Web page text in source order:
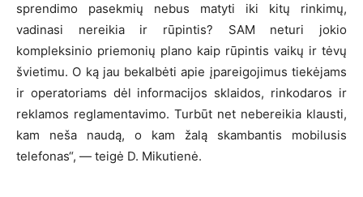
sprendimo pasekmių nebus matyti iki kitų rinkimų,
vadinasi nereikia ir rūpintis? SAM neturi jokio
kompleksinio priemonių plano kaip rūpintis vaikų ir tėvų
švietimu. O ką jau bekalbėti apie įpareigojimus tiekėjams
ir operatoriams dėl informacijos sklaidos, rinkodaros ir
reklamos reglamentavimo. Turbūt net nebereikia klausti,
kam neša naudą, o kam žalą skambantis mobilusis
telefonas“, — teigė D. Mikutienė.